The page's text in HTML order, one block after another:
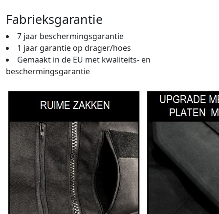
Fabrieksgarantie
7 jaar beschermingsgarantie
1 jaar garantie op drager/hoes
Gemaakt in de EU met kwaliteits- en
beschermingsgarantie